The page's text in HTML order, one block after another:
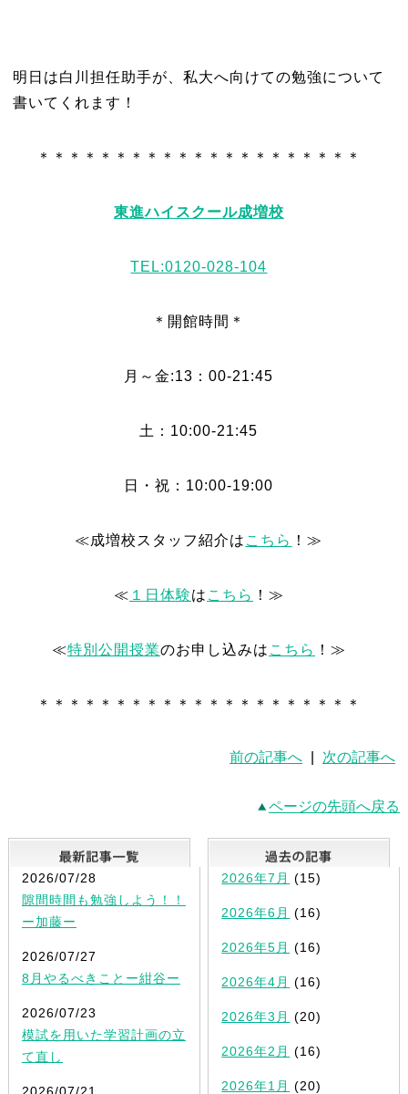
明日は白川担任助手が、私大へ向けての勉強について
書いてくれます！
＊＊＊＊＊＊＊＊＊＊＊＊＊＊＊＊＊＊＊＊＊
東進ハイスクール成増校
TEL:0120-028-104
＊開館時間＊
月～金:13：00-21:45
土：10:00-21:45
日・祝：10:00-19:00
≪成増校スタッフ紹介は こちら ！≫
≪ １日体験は こちら ！≫
≪特別公開授業のお申し込みは こちら ！≫
＊＊＊＊＊＊＊＊＊＊＊＊＊＊＊＊＊＊＊＊＊
前の記事へ 次の記事へ
ページの先頭へ戻る
最新記事一覧
2026/07/28
隙間時間も勉強しよう！！
ー加藤ー
2026/07/27
8月やるべきことー紺谷ー
2026/07/23
模試を用いた学習計画の立
て直し
2026年7月 (15)
2026年6月 (16)
2026年5月 (16)
2026年4月 (16)
2026年3月 (20)
2026年2月 (16)
2026年1月 (20)